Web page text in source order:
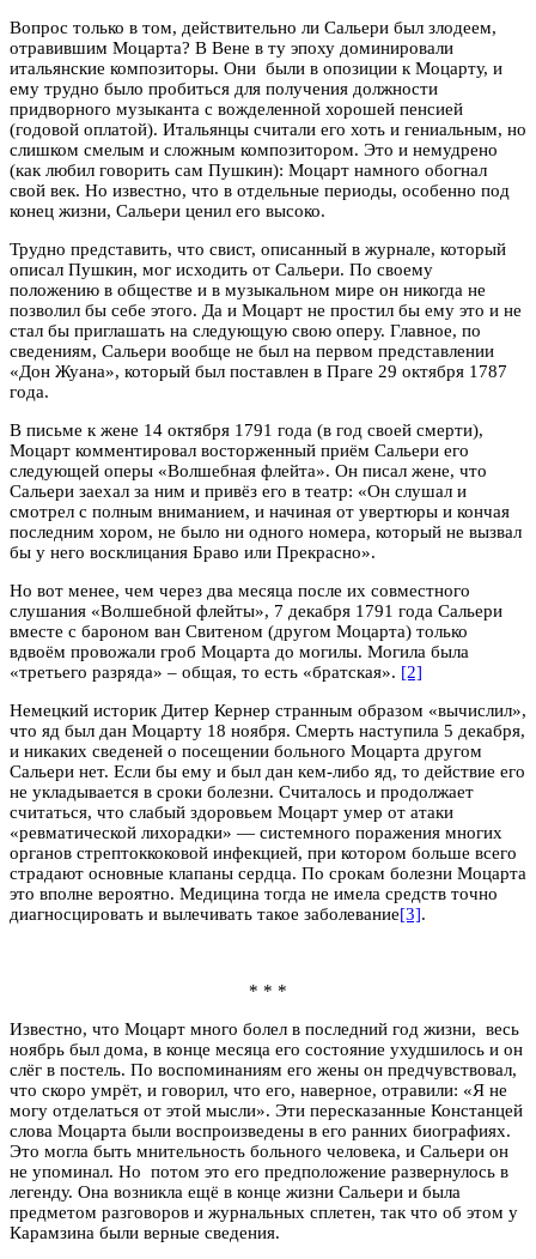
Вопрос только в том, действительно ли Сальери был злодеем,
отравившим Моцарта? В Вене в ту эпоху доминировали
итальянские композиторы. Они были в опозиции к Моцарту, и
ему трудно было пробиться для получения должности
придворного музыканта с вожделенной хорошей пенсией
(годовой оплатой). Итальянцы считали его хоть и гениальным, но
слишком смелым и сложным композитором. Это и немудрено
(как любил говорить сам Пушкин): Моцарт намного обогнал
свой век. Но известно, что в отдельные периоды, особенно под
конец жизни, Сальери ценил его высоко.
Трудно представить, что свист, описанный в журнале, который
описал Пушкин, мог исходить от Сальери. По своему
положению в обществе и в музыкальном мире он никогда не
позволил бы себе этого. Да и Моцарт не простил бы ему это и не
стал бы приглашать на следующую свою оперу. Главное, по
сведениям, Сальери вообще не был на первом представлении
«Дон Жуана», который был поставлен в Праге 29 октября 1787
года.
В письме к жене 14 октября 1791 года (в год своей смерти),
Моцарт комментировал восторженный приём Сальери его
следующей оперы «Волшебная флейта». Он писал жене, что
Сальери заехал за ним и привёз его в театр: «Он слушал и
смотрел с полным вниманием, и начиная от увертюры и кончая
последним хором, не было ни одного номера, который не вызвал
бы у него восклицания Браво или Прекрасно».
Но вот менее, чем через два месяца после их совместного
слушания «Волшебной флейты», 7 декабря 1791 года Сальери
вместе с бароном ван Свитеном (другом Моцарта) только
вдвоём провожали гроб Моцарта до могилы. Могила была
«третьего разряда» – общая, то есть «братская». [2]
Немецкий историк Дитер Кернер странным образом «вычислил»,
что яд был дан Моцарту 18 ноября. Смерть наступила 5 декабря,
и никаких сведеней о посещении больного Моцарта другом
Сальери нет. Если бы ему и был дан кем-либо яд, то действие его
не укладывается в сроки болезни. Считалось и продолжает
считаться, что слабый здоровьем Моцарт умер от атаки
«ревматической лихорадки» — системного поражения многих
органов стрептоккоковой инфекцией, при котором больше всего
страдают основные клапаны сердца. По срокам болезни Моцарта
это вполне вероятно. Медицина тогда не имела средств точно
диагносцировать и вылечивать такое заболевание[3].
* * *
Известно, что Моцарт много болел в последний год жизни, весь
ноябрь был дома, в конце месяца его состояние ухудшилось и он
слёг в постель. По воспоминаниям его жены он предчувствовал,
что скоро умрёт, и говорил, что его, наверное, отравили: «Я не
могу отделаться от этой мысли». Эти пересказанные Констанцей
слова Моцарта были воспроизведены в его ранних биографиях.
Это могла быть мнительность больного человека, и Сальери он
не упоминал. Но потом это его предположение развернулось в
легенду. Она возникла ещё в конце жизни Сальери и была
предметом разговоров и журнальных сплетен, так что об этом у
Карамзина были верные сведения.